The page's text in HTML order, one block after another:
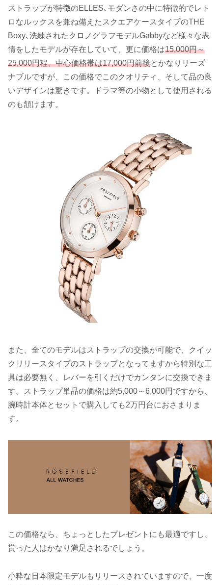
ストラップが特徴のELLES､モダンさの中に特徴的でレト
ロなルックスを兼ね備えたスクエアケースタイプのTHE
Boxy､洗練されたクロノグラフモデルGabbyなど様々な表
情をしたモデルが存在していて、更に価格は15,000円～
25,000円程、中心価格帯は17,000円前後とかなりリーズ
ナブルですが、この価格でこのクオリティ、そして品の良
いデザインは驚きです。ドラマ等の小物として使用される
のも頷けます。
また、全てのモデルはストラップの交換が可能で、クイッ
クリリースタイプのストラップとなってますから特別な工
具は必要無く、レバーを引くだけでカンタンに交換できま
す。ストラップ単品の価格は約5,000～6,000円ですから、
腕時計本体とセットで購入しても2万円台におさまりま
す。
この価格なら、ちょっとしたプレゼントにも最適ですし、
貰った人はかなり満足されるでしょう。
小粋な日本限定モデルもリリースされていますので、一度